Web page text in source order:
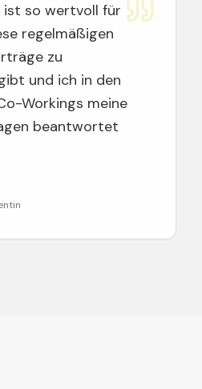
ist so wertvoll für
regelmäßigen
zu
und ich in den
Workings meine
beantwortet